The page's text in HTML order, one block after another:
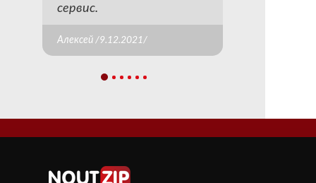
сервис.
Алексей /9.12.2021/